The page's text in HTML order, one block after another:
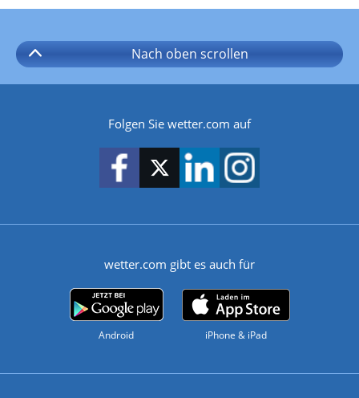
Nach oben scrollen
Folgen Sie wetter.com auf
wetter.com gibt es auch für
Android iPhone & iPad